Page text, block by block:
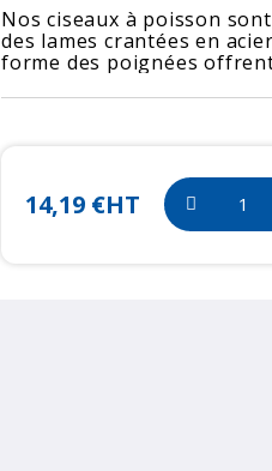
Nos ciseaux à poisson
des lames crantées en
forme des poignées
14,19 €HT